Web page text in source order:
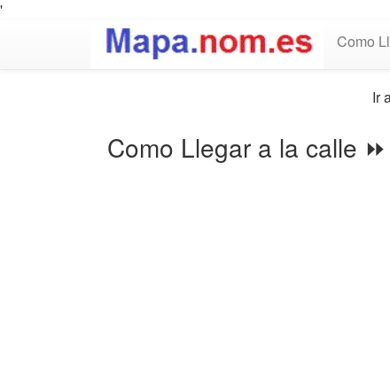
'
Como
Ir
Como Llegar a la calle